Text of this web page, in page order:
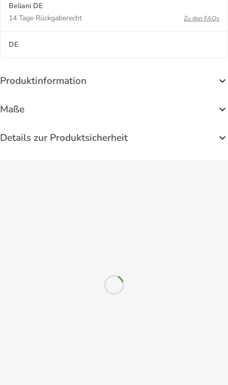
Beliani DE
14 Tage Rückgaberecht
Zu den FAQs
DE
Produktinformation
Maße
Details zur Produktsicherheit